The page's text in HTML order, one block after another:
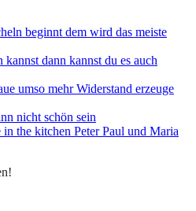
beginnt dem wird das meiste
dann kannst du es auch
umso mehr Widerstand erzeuge
nicht schön sein
the kitchen Peter Paul und Maria